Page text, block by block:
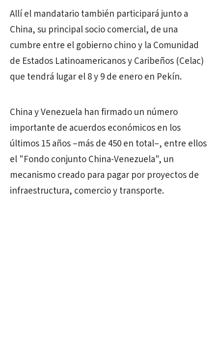
Allí el mandatario también participará junto a
China, su principal socio comercial, de una
cumbre entre el gobierno chino y la Comunidad
de Estados Latinoamericanos y Caribeños (Celac)
que tendrá lugar el 8 y 9 de enero en Pekín.
China y Venezuela han firmado un número
importante de acuerdos económicos en los
últimos 15 años –más de 450 en total–, entre ellos
el "Fondo conjunto China-Venezuela", un
mecanismo creado para pagar por proyectos de
infraestructura, comercio y transporte.